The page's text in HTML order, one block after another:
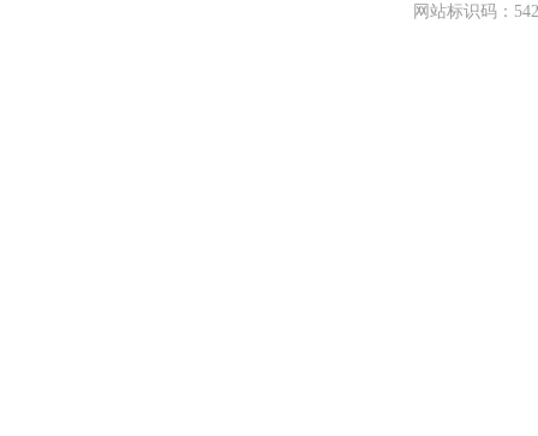
网站标识码：